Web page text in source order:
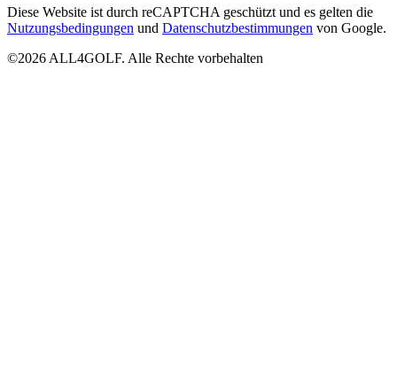
Diese Website ist durch reCAPTCHA geschützt und es gelten die
Nutzungsbedingungen und Datenschutzbestimmungen von Google.
©2026 ALL4GOLF. Alle Rechte vorbehalten